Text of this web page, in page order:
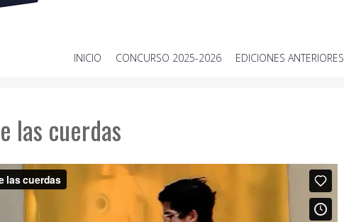
SKIP
INICIO CONCURSO 2025-2026 EDICIONES ANTERIORES
las cuerdas